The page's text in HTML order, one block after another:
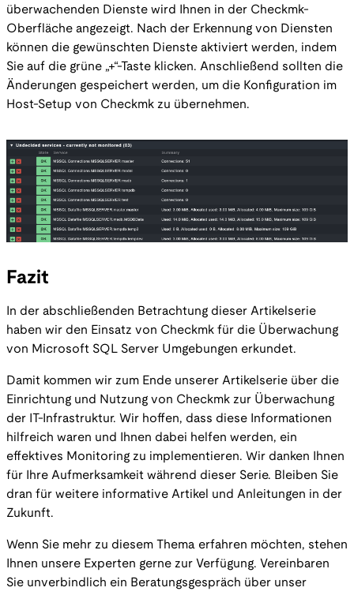
überwachenden Dienste wird Ihnen in der Checkmk-
Oberfläche angezeigt. Nach der Erkennung von Diensten
können die gewünschten Dienste aktiviert werden, indem
Sie auf die grüne „+“-Taste klicken. Anschließend sollten die
Änderungen gespeichert werden, um die Konfiguration im
Host-Setup von Checkmk zu übernehmen.
Fazit
In der abschließenden Betrachtung dieser Artikelserie
haben wir den Einsatz von Checkmk für die Überwachung
von Microsoft SQL Server Umgebungen erkundet.
Damit kommen wir zum Ende unserer Artikelserie über die
Einrichtung und Nutzung von Checkmk zur Überwachung
der IT-Infrastruktur. Wir hoffen, dass diese Informationen
hilfreich waren und Ihnen dabei helfen werden, ein
effektives Monitoring zu implementieren. Wir danken Ihnen
für Ihre Aufmerksamkeit während dieser Serie. Bleiben Sie
dran für weitere informative Artikel und Anleitungen in der
Zukunft.
Wenn Sie mehr zu diesem Thema erfahren möchten, stehen
Ihnen unsere Experten gerne zur Verfügung. Vereinbaren
Sie unverbindlich ein Beratungsgespräch über unser